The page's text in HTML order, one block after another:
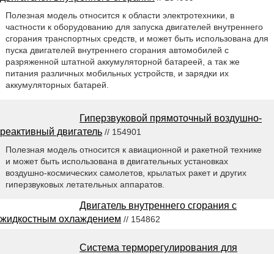
Полезная модель относится к области электротехники, в
частности к оборудованию для запуска двигателей внутреннего
сгорания транспортных средств, и может быть использована для
пуска двигателей внутреннего сгорания автомобилей с
разряженной штатной аккумуляторной батареей, а так же
питания различных мобильных устройств, и зарядки их
аккумуляторных батарей.
Гиперзвуковой прямоточный воздушно-
реактивный двигатель // 154901
Полезная модель относится к авиационной и ракетной технике
и может быть использована в двигательных установках
воздушно-космических самолетов, крылатых ракет и других
гиперзвуковых летательных аппаратов.
Двигатель внутреннего сгорания с
жидкостным охлаждением // 154862
Система терморегулирования для